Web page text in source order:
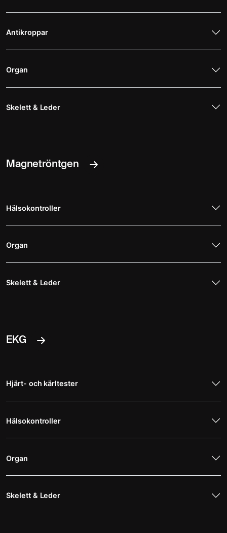
Antikroppar
Organ
Skelett & Leder
Magnetröntgen
Hälsokontroller
Organ
Skelett & Leder
EKG
Hjärt- och kärltester
Hälsokontroller
Organ
Skelett & Leder